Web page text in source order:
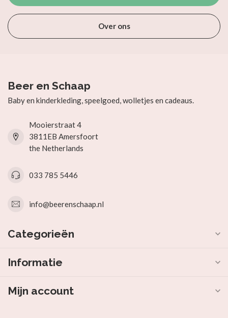
Over ons
Beer en Schaap
Baby en kinderkleding, speelgoed, wolletjes en cadeaus.
Mooierstraat 4
3811EB Amersfoort
the Netherlands
033 785 5446
info@beerenschaap.nl
Categorieën
Informatie
Mijn account